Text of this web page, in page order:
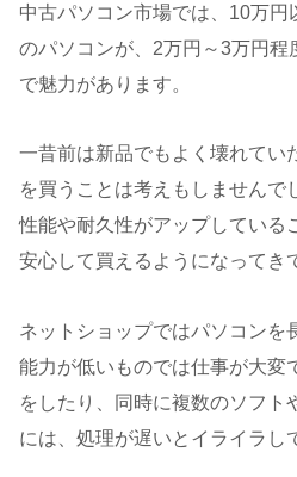
中古パソコン市場では、10万円
のパソコンが、2万円～3万円程
で魅力があります。
一昔前は新品でもよく壊れてい
を買うことは考えもしませんで
性能や耐久性がアップしている
安心して買えるようになってき
ネットショップではパソコンを
能力が低いものでは仕事が大変
をしたり、同時に複数のソフト
には、処理が遅いとイライラし